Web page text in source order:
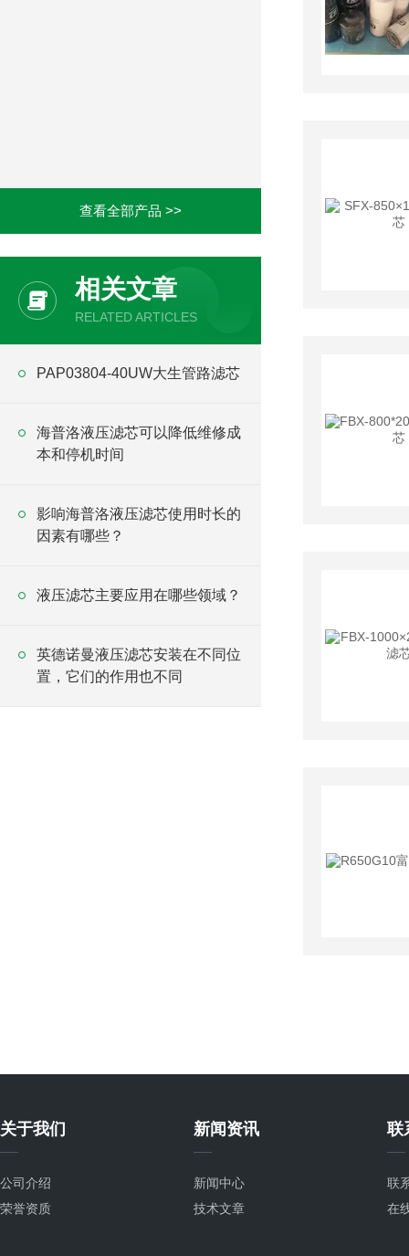
查看全部产品 >>
相关文章
RELATED ARTICLES
PAP03804-40UW大生管路滤芯
海普洛液压滤芯可以降低维修成
本和停机时间
影响海普洛液压滤芯使用时长的
因素有哪些？
液压滤芯主要应用在哪些领域？
英德诺曼液压滤芯安装在不同位
置，它们的作用也不同
关于我们
公司介绍
荣誉资质
新闻资讯
新闻中心
技术文章
联
联
在